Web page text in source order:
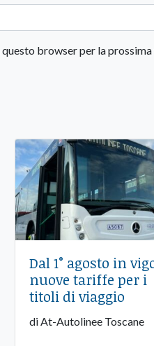
browser per la
Dal 1° agosto in
nuove tariffe per i
titoli di viaggio
di At-Autolinee Toscane